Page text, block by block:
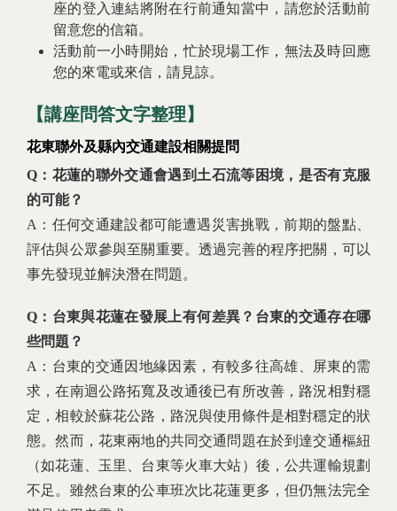
座的登入連結將附在行前通知當中，請您於活動前
留意您的信箱。
活動前一小時開始，忙於現場工作，無法及時回應
您的來電或來信，請見諒。
【講座問答文字整理】
花東聯外及縣內交通建設相關提問
Q：花蓮的聯外交通會遇到土石流等困境，是否有克服
的可能？
A：任何交通建設都可能遭遇災害挑戰，前期的盤點、
評估與公眾參與至關重要。透過完善的程序把關，可以
事先發現並解決潛在問題。
Q：台東與花蓮在發展上有何差異？台東的交通存在哪
些問題？
A：台東的交通因地緣因素，有較多往高雄、屏東的需
求，在南迴公路拓寬及改通後已有所改善，路況相對穩
定，相較於蘇花公路，路況與使用條件是相對穩定的狀
態。然而，花東兩地的共同交通問題在於到達交通樞紐
（如花蓮、玉里、台東等火車大站）後，公共運輸規劃
不足。雖然台東的公車班次比花蓮更多，但仍無法完全